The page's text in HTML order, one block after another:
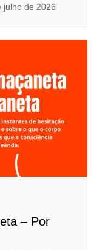
julho de 2026
– Por